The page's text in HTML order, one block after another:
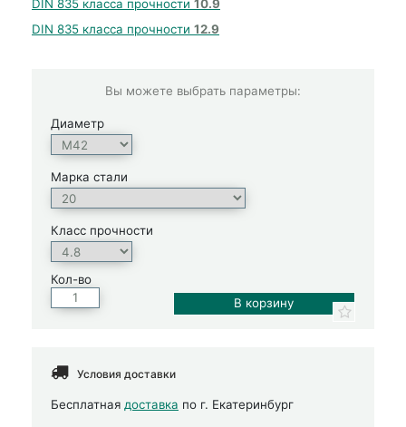
DIN 835 класса прочности 10.9
DIN 835 класса прочности 12.9
Вы можете выбрать параметры:
Диаметр
Марка стали
Класс прочности
Кол-во
Условия доставки
Бесплатная доставка по г. Екатеринбург